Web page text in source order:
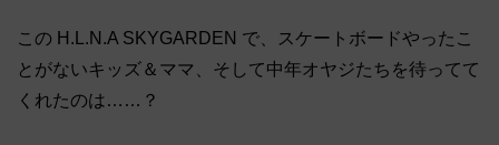
この H.L.N.A SKYGARDEN で、スケートボードやったこ
とがないキッズ＆ママ、そして中年オヤジたちを待ってて
くれたのは……？